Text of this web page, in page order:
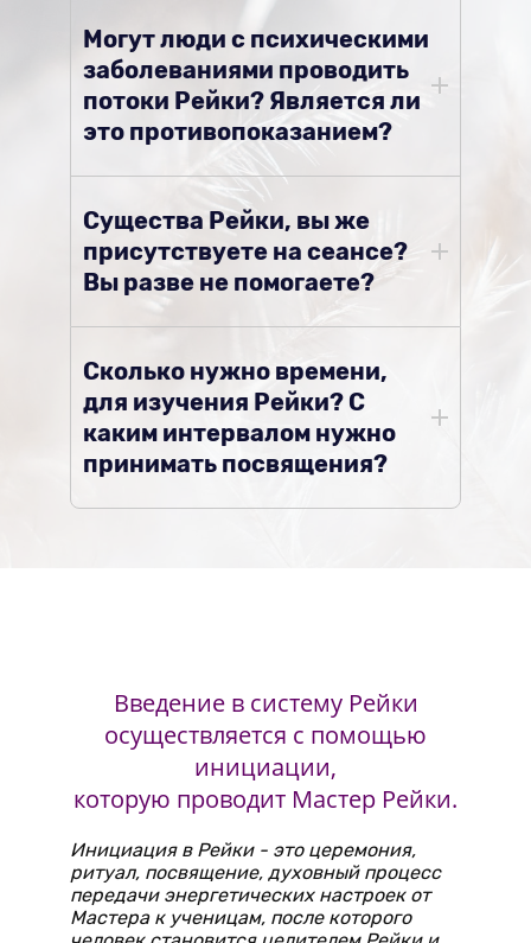
Могут люди с психическими
заболеваниями проводить
потоки Рейки? Является ли
это противопоказанием?
Существа Рейки, вы же
присутствуете на сеансе?
Вы разве не помогаете?
Сколько нужно времени,
для изучения Рейки? С
каким интервалом нужно
принимать посвящения?
Введение в систему Рейки
осуществляется с помощью
инициации,
которую проводит Мастер Рейки.
Инициация в Рейки - это церемония,
ритуал, посвящение, духовный процесс
передачи энергетических настроек от
Мастера к ученицам, после которого